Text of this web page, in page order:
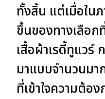
ทั้งสิ้น แต่เมื่อใน
ขึ้นของทางเลือก
เสื้อผ้าเรดี้ทูแวร์
มาแบบจำนวนม
ที่เข้าใจความต้อ